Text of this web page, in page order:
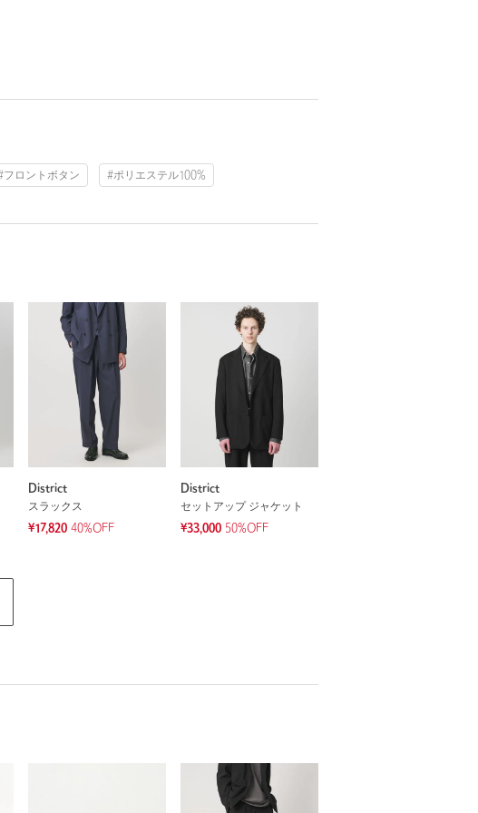
フロントボタン #ポリエステル100%
District
スラックス
¥17,820 40%OFF
District
セットアップ ジャケット
¥33,000 50%OFF